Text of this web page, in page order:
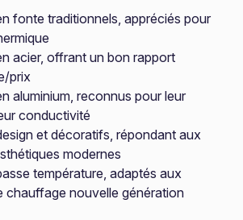
fonte traditionnels, appréciés pour
acier, offrant un bon rapport
prix
aluminium, reconnus pour leur
conductivité
et décoratifs, répondant aux
modernes
température, adaptés aux
chauffage nouvelle génération